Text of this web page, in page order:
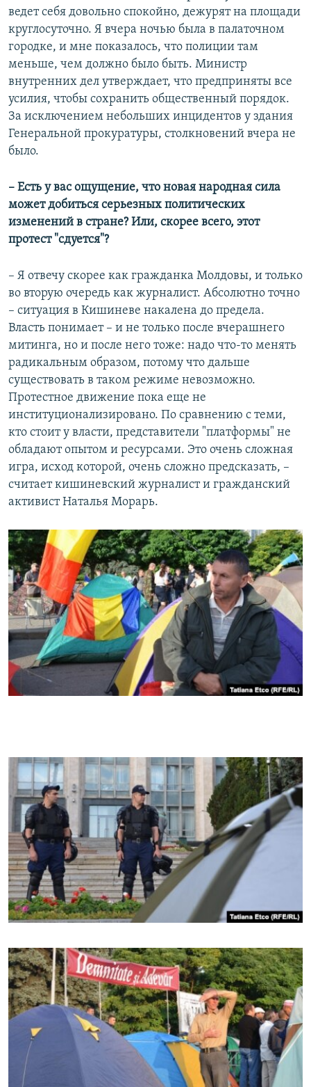
ведет себя довольно спокойно, дежурят на площади
круглосуточно. Я вчера ночью была в палаточном
городке, и мне показалось, что полиции там
меньше, чем должно было быть. Министр
внутренних дел утверждает, что предприняты все
усилия, чтобы сохранить общественный порядок.
За исключением небольших инцидентов у здания
Генеральной прокуратуры, столкновений вчера не
было.
– Есть у вас ощущение, что новая народная сила
может добиться серьезных политических
изменений в стране? Или, скорее всего, этот
протест "сдуется"?
– Я отвечу скорее как гражданка Молдовы, и только
во вторую очередь как журналист. Абсолютно точно
– ситуация в Кишиневе накалена до предела.
Власть понимает – и не только после вчерашнего
митинга, но и после него тоже: надо что-то менять
радикальным образом, потому что дальше
существовать в таком режиме невозможно.
Протестное движение пока еще не
институционализировано. По сравнению с теми,
кто стоит у власти, представители "платформы" не
обладают опытом и ресурсами. Это очень сложная
игра, исход которой, очень сложно предсказать, –
считает кишиневский журналист и гражданский
активист Наталья Морарь.